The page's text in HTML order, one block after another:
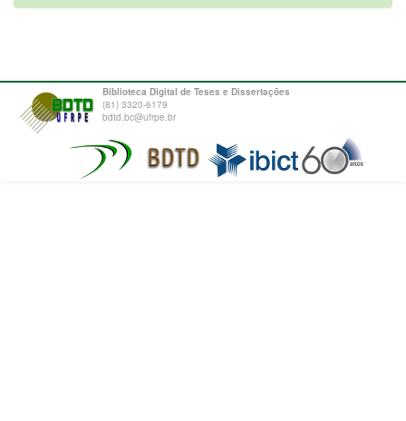
Biblioteca Digital de Teses e Dissertações
(81) 3320-6179
bdtd.bc@ufrpe.br